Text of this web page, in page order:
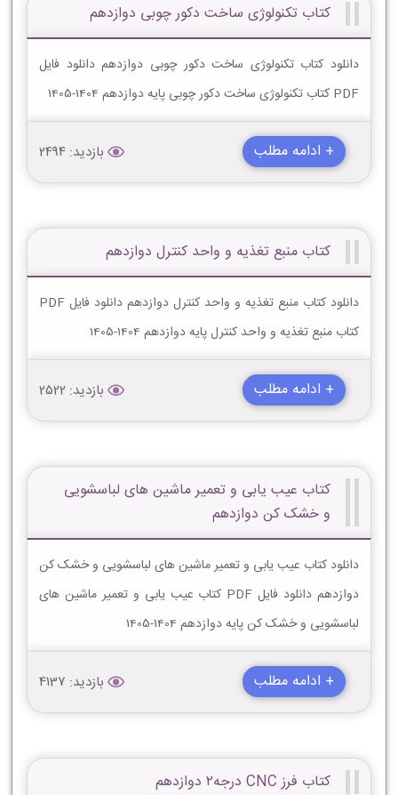
کتاب تکنولوژی ساخت دکور چوبی دوازدهم
دانلود کتاب تکنولوژی ساخت دکور چوبی دوازدهم دانلود فایل
PDF کتاب تکنولوژی ساخت دکور چوبی پایه دوازدهم 1404-1405
+ ادامه مطلب بازدید: 2494
کتاب منبع تغذیه و واحد کنترل دوازدهم
دانلود کتاب منبع تغذیه و واحد کنترل دوازدهم دانلود فایل PDF
کتاب منبع تغذیه و واحد کنترل پایه دوازدهم 1404-1405
+ ادامه مطلب بازدید: 2522
کتاب عیب یابی و تعمیر ماشین های لباسشویی
و خشک کن دوازدهم
دانلود کتاب عیب یابی و تعمیر ماشین های لباسشویی و خشک کن
دوازدهم دانلود فایل PDF کتاب عیب یابی و تعمیر ماشین های
لباسشویی و خشک کن پایه دوازدهم 1404-1405
+ ادامه مطلب بازدید: 4137
کتاب فرز CNC درجه۲ دوازدهم